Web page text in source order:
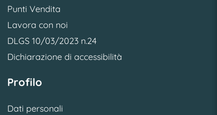
Punti Vendita
Lavora con noi
DLGS 10/03/2023 n.24
Dichiarazione di accessibilità
Profilo
Dati personali